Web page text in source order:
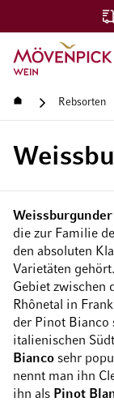
Zur Startseite
Startseite Rebsorten
Weissburgunder
die zur Familie
den absoluten
Varietäten
Gebiet zwischen
Rhônetal in
der Pinot Bianco
italienischen
Bianco sehr
nennt man ihn
ihn als Pinot